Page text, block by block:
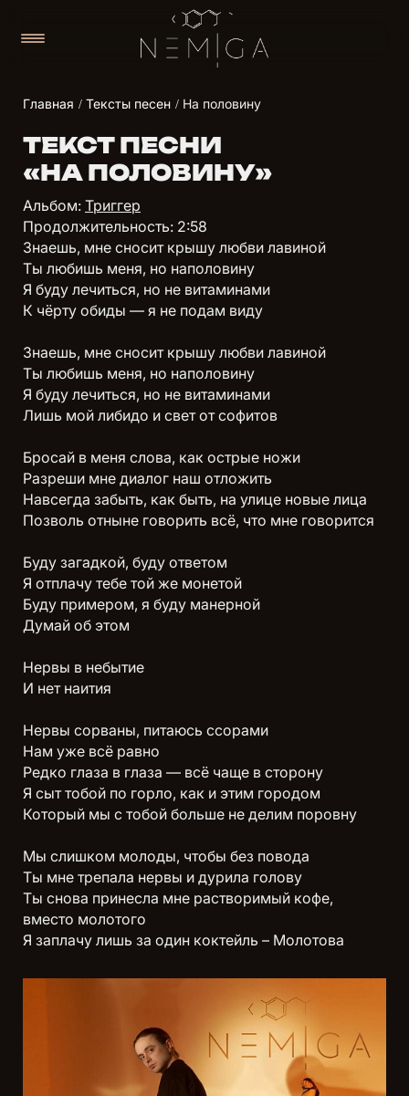
Главная Тексты песен На половину
ТЕКСТ ПЕСНИ
«НА ПОЛОВИНУ»
Альбом: Триггер
Продолжительность: 2:58
Знаешь, мне сносит крышу любви лавиной
Ты любишь меня, но наполовину
Я буду лечиться, но не витаминами
К чёрту обиды — я не подам виду
Знаешь, мне сносит крышу любви лавиной
Ты любишь меня, но наполовину
Я буду лечиться, но не витаминами
Лишь мой либидо и свет от софитов
Бросай в меня слова, как острые ножи
Разреши мне диалог наш отложить
Навсегда забыть, как быть, на улице новые лица
Позволь отныне говорить всё, что мне говорится
Буду загадкой, буду ответом
Я отплачу тебе той же монетой
Буду примером, я буду манерной
Думай об этом
Нервы в небытие
И нет наития
Нервы сорваны, питаюсь ссорами
Нам уже всё равно
Редко глаза в глаза — всё чаще в сторону
Я сыт тобой по горло, как и этим городом
Который мы с тобой больше не делим поровну
Мы слишком молоды, чтобы без повода
Ты мне трепала нервы и дурила голову
Ты снова принесла мне растворимый кофе,
вместо молотого
Я заплачу лишь за один коктейль – Молотова